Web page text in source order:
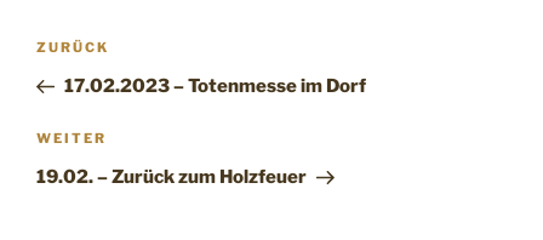
Beitragsnavigation
Vorheriger
Beitrag
ZURÜCK
17.02.2023 – Totenmesse im Dorf
Nächster
Beitrag
WEITER
19.02. – Zurück zum Holzfeuer